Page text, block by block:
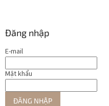
Đăng nhập
E-mail
Mật khẩu
ĐĂNG NHẬP